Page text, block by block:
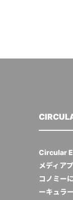
Circular
メディア
コノミー
ーキュラ